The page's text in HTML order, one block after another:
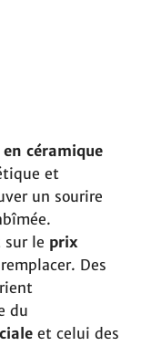
céramique
et
un sourire
sur le prix
Des
du
et celui des